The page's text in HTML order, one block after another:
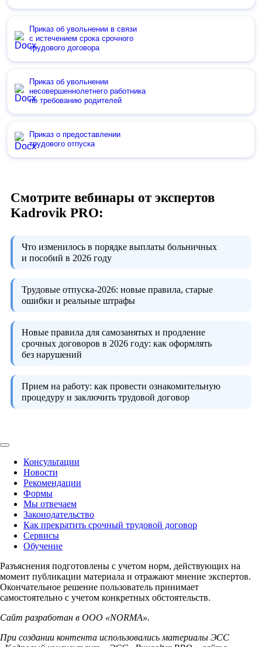
Приказ об увольнении в связи
с истечением срока срочного
трудового договора
Приказ об увольнении
несовершеннолетнего работника
по требованию родителей
Приказ о предоставлении
трудового отпуска
Смотрите вебинары от экспертов
Kadrovik PRO:
Что изменилось в порядке выплаты больничных
и пособий в 2026 году
Трудовые отпуска-2026: новые правила, старые
ошибки и реальные штрафы
Новые правила для самозанятых и продление
срочных договоров в 2026 году: как оформлять
без нарушений
Прием на работу: как провести ознакомительную
процедуру и заключить трудовой договор
Консультации
Новости
Рекомендации
Формы
Мы отвечаем
Законодательство
Как прекратить срочный трудовой договор
Сервисы
Обучение
Разъяснения подготовлены с учетом норм, действующих на
момент публикации материала и отражают мнение экспертов.
Окончательное решение пользователь принимает
самостоятельно с учетом конкретных обстоятельств.
Сайт разработан в ООО «NORMA».
При создании контента использовались материалы ЭСС